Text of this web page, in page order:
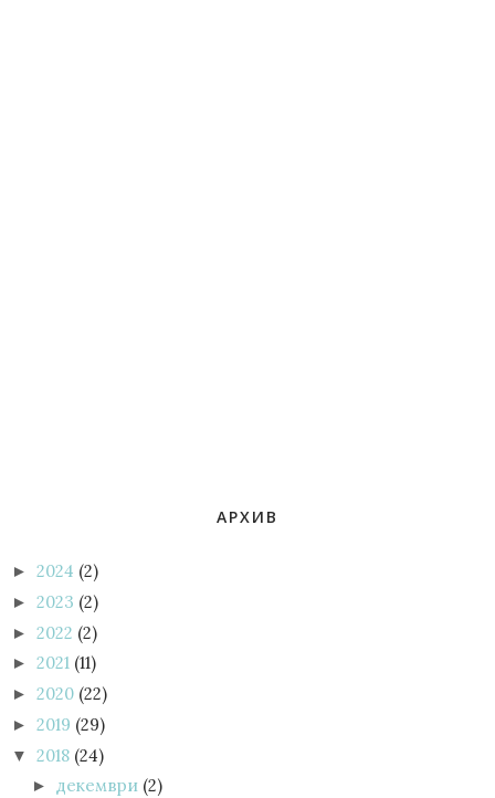
АРХИВ
► 2024 (2)
► 2023 (2)
► 2022 (2)
► 2021 (11)
► 2020 (22)
► 2019 (29)
▼ 2018 (24)
► декември (2)